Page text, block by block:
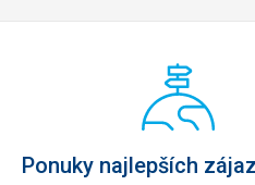
Ponuky najlepších